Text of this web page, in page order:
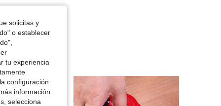
solicitas y
o establecer
tu experiencia
configuración
información
selecciona